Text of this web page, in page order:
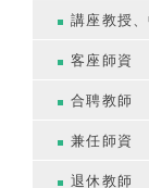
講座教授
客座師資
合聘教師
兼任師資
退休教師